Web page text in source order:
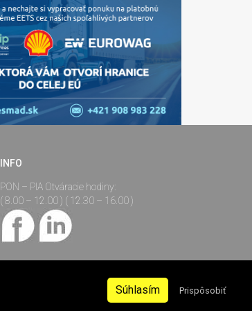
INFO
PON – PIA Otváracie hodiny:
( 8.00 – 12.00 ) ( 12.30 – 16.00 )
Created by:CREBISO
Súhlasím Prispôsobiť